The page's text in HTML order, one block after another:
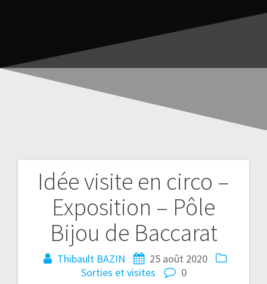
Idée visite en circo –
Exposition – Pôle
Bijou de Baccarat
Thibault BAZIN
25 août 2020
Sorties et visites
0